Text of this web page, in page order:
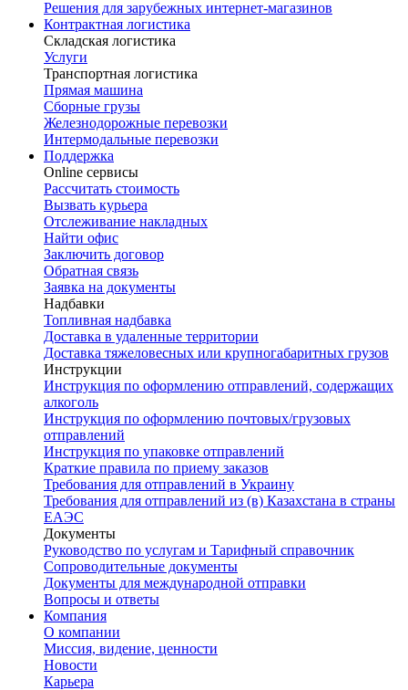
Решения для зарубежных интернет-магазинов
Контрактная логистика
Складская логистика
Услуги
Транспортная логистика
Прямая машина
Сборные грузы
Железнодорожные перевозки
Интермодальные перевозки
Поддержка
Online сервисы
Рассчитать стоимость
Вызвать курьера
Отслеживание накладных
Найти офис
Заключить договор
Обратная связь
Заявка на документы
Надбавки
Топливная надбавка
Доставка в удаленные территории
Доставка тяжеловесных или крупногабаритных грузов
Инструкции
Инструкция по оформлению отправлений, содержащих
алкоголь
Инструкция по оформлению почтовых/грузовых
отправлений
Инструкция по упаковке отправлений
Краткие правила по приему заказов
Требования для отправлений в Украину
Требования для отправлений из (в) Казахстана в страны
ЕАЭС
Документы
Руководство по услугам и Тарифный справочник
Сопроводительные документы
Документы для международной отправки
Вопросы и ответы
Компания
О компании
Миссия, видение, ценности
Новости
Карьера